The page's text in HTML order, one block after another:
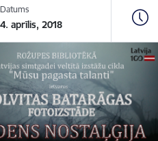
Datums
4. aprīlis, 2018